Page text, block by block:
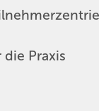
Praxis